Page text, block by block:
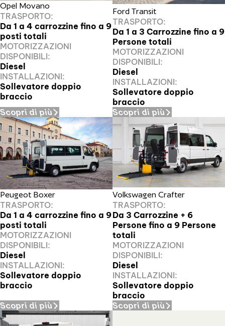
Opel Movano
TRASPORTO:
Da 1 a 4 carrozzine fino a 9
posti totali
MOTORIZZAZIONI
DISPONIBILI:
Diesel
INSTALLAZIONI:
Sollevatore doppio
braccio
di più
Ford Transit
TRASPORTO:
Da 1 a 3 Carrozzine fino a 9
Persone totali
MOTORIZZAZIONI
DISPONIBILI:
Diesel
INSTALLAZIONI:
Sollevatore doppio
braccio
Scopri di più
Peugeot Boxer
TRASPORTO:
Da 1 a 4 carrozzine fino a 9
posti totali
MOTORIZZAZIONI
DISPONIBILI:
Diesel
INSTALLAZIONI:
Sollevatore doppio
braccio
di più
Volkswagen Crafter
TRASPORTO:
Da 3 Carrozzine + 6
Persone fino a 9 Persone
totali
MOTORIZZAZIONI
DISPONIBILI:
Diesel
INSTALLAZIONI:
Sollevatore doppio
braccio
Scopri di più